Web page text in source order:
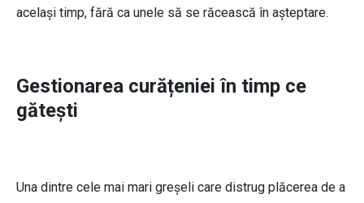
același timp, fără ca unele să se răcească în așteptare.
Gestionarea curățeniei în timp ce
gătești
Una dintre cele mai mari greșeli care distrug plăcerea de a